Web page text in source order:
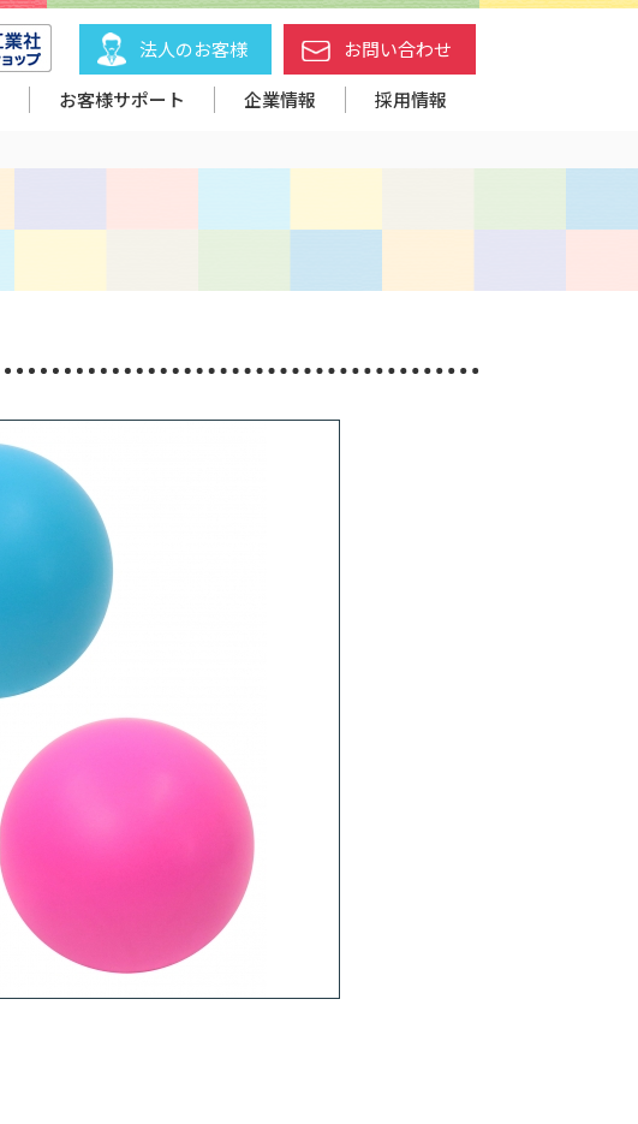
法人のお客様
お問い合わせ
お客様サポート 企業情報 採用情報